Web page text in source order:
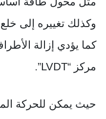
وكذلك تغييره إلى
كما يؤدي إزالة
مركز “LVDT”.
حيث يمكن للحركة